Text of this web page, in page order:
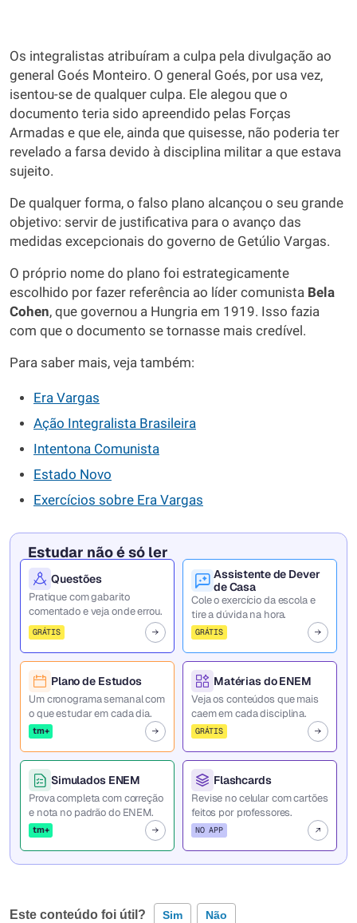
Os integralistas atribuíram a culpa pela divulgação ao
general Goés Monteiro. O general Goés, por usa vez,
isentou-se de qualquer culpa. Ele alegou que o
documento teria sido apreendido pelas Forças
Armadas e que ele, ainda que quisesse, não poderia ter
revelado a farsa devido à disciplina militar a que estava
sujeito.
De qualquer forma, o falso plano alcançou o seu grande
objetivo: servir de justificativa para o avanço das
medidas excepcionais do governo de Getúlio Vargas.
O próprio nome do plano foi estrategicamente
escolhido por fazer referência ao líder comunista Bela
Cohen, que governou a Hungria em 1919. Isso fazia
com que o documento se tornasse mais credível.
Para saber mais, veja também:
Era Vargas
Ação Integralista Brasileira
Intentona Comunista
Estado Novo
Exercícios sobre Era Vargas
Estudar não é só ler
Questões
Pratique com gabarito
comentado e veja onde errou.
GRÁTIS
Assistente de Dever
de Casa
Cole o exercício da escola e
tire a dúvida na hora.
GRÁTIS
Plano de Estudos
Um cronograma semanal com
o que estudar em cada dia.
tm+
Matérias do ENEM
Veja os conteúdos que mais
caem em cada disciplina.
GRÁTIS
Simulados ENEM
Prova completa com correção
e nota no padrão do ENEM.
tm+
Flashcards
Revise no celular com cartões
feitos por professores.
NO APP
Este conteúdo foi útil? Sim Não